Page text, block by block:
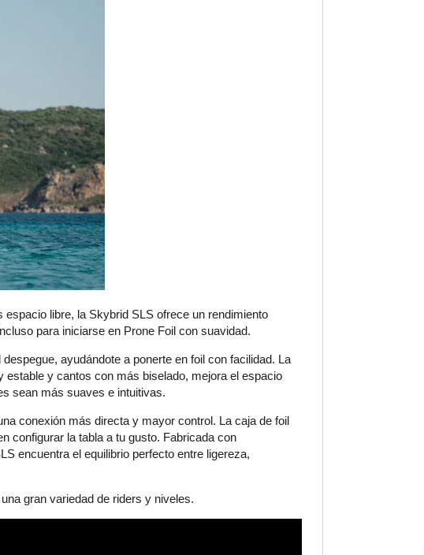
libre, la Skybrid SLS ofrece un rendimiento
para iniciarse en Prone Foil con suavidad.
ayudándote a ponerte en foil con facilidad. La
estable y cantos con más biselado, mejora el espacio
sean más suaves e intuitivas.
conexión más directa y mayor control. La caja de foil
configurar la tabla a tu gusto. Fabricada con
encuentra el equilibrio perfecto entre ligereza,
gran variedad de riders y niveles.